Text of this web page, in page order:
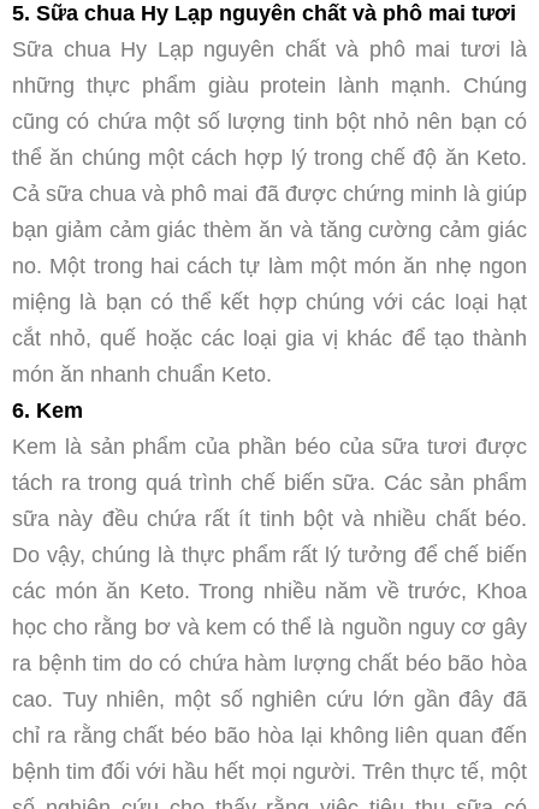
5. Sữa chua Hy Lạp nguyên chất và phô mai tươi
Sữa chua Hy Lạp nguyên chất và phô mai tươi là
những thực phẩm giàu protein lành mạnh. Chúng
cũng có chứa một số lượng tinh bột nhỏ nên bạn có
thể ăn chúng một cách hợp lý trong chế độ ăn Keto.
Cả sữa chua và phô mai đã được chứng minh là giúp
bạn giảm cảm giác thèm ăn và tăng cường cảm giác
no. Một trong hai cách tự làm một món ăn nhẹ ngon
miệng là bạn có thể kết hợp chúng với các loại hạt
cắt nhỏ, quế hoặc các loại gia vị khác để tạo thành
món ăn nhanh chuẩn Keto.
6. Kem
Kem là sản phẩm của phần béo của sữa tươi được
tách ra trong quá trình chế biến sữa. Các sản phẩm
sữa này đều chứa rất ít tinh bột và nhiều chất béo.
Do vậy, chúng là thực phẩm rất lý tưởng để chế biến
các món ăn Keto. Trong nhiều năm về trước, Khoa
học cho rằng bơ và kem có thể là nguồn nguy cơ gây
ra bệnh tim do có chứa hàm lượng chất béo bão hòa
cao. Tuy nhiên, một số nghiên cứu lớn gần đây đã
chỉ ra rằng chất béo bão hòa lại không liên quan đến
bệnh tim đối với hầu hết mọi người. Trên thực tế, một